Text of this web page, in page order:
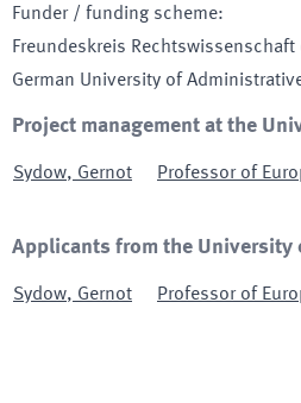
Funder / funding scheme:
Freundeskreis Rechtswissenschaft
German University of
Project management at the
Sydow, Gernot Professor of
Applicants from the University
Sydow, Gernot Professor of